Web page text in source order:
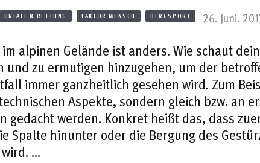
UNFALL & RETTUNG FAKTOR MENSCH BERGSPORT 26. Juni.
alpinen Gelände ist anders. Wie schaut
und zu ermutigen hinzugehen, um der
immer ganzheitlich gesehen wird. Zum
Aspekte, sondern gleich bzw. an
gedacht werden. Konkret heißt das, dass
Spalte hinunter oder die Bergung des
…